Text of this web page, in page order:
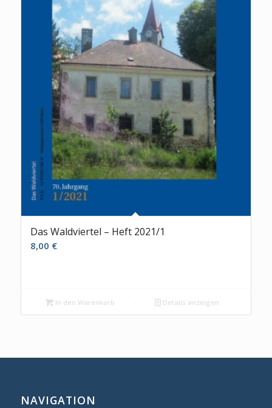
Das Waldviertel – Heft 2021/1
8,00 €
In den Warenkorb Details anzeigen
NAVIGATION